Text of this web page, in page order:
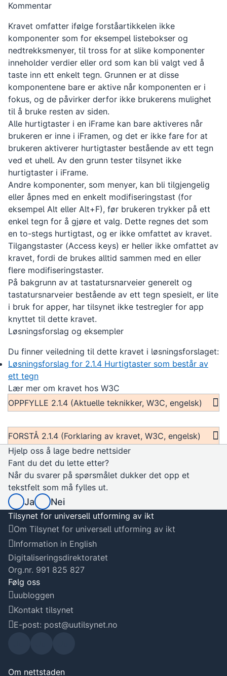
Kommentar
Kravet omfatter ifølge forståartikkelen ikke
komponenter som for eksempel listebokser og
nedtrekksmenyer, til tross for at slike komponenter
inneholder verdier eller ord som kan bli valgt ved å
taste inn ett enkelt tegn. Grunnen er at disse
komponentene bare er aktive når komponenten er i
fokus, og de påvirker derfor ikke brukerens mulighet
til å bruke resten av siden.
Alle hurtigtaster i en iFrame kan bare aktiveres når
brukeren er inne i iFramen, og det er ikke fare for at
brukeren aktiverer hurtigtaster bestående av ett tegn
ved et uhell. Av den grunn tester tilsynet ikke
hurtigtaster i iFrame.
Andre komponenter, som menyer, kan bli tilgjengelig
eller åpnes med en enkelt modifiseringstast (for
eksempel Alt eller Alt+F), før brukeren trykker på ett
enkel tegn for å gjøre et valg. Dette regnes det som
en to-stegs hurtigtast, og er ikke omfattet av kravet.
Tilgangstaster (Access keys) er heller ikke omfattet av
kravet, fordi de brukes alltid sammen med en eller
flere modifiseringstaster.
På bakgrunn av at tastatursnarveier generelt og
tastatursnarveier bestående av ett tegn spesielt, er lite
i bruk for apper, har tilsynet ikke testregler for app
knyttet til dette kravet.
Løsningsforslag og eksempler
Du finner veiledning til dette kravet i løsningsforslaget:
Løsningsforslag for 2.1.4 Hurtigtaster som består av
ett tegn
Lær mer om kravet hos W3C
OPPFYLLE 2.1.4 (Aktuelle teknikker, W3C, engelsk)
FORSTÅ 2.1.4 (Forklaring av kravet, W3C, engelsk)
Hjelp oss å lage bedre nettsider
Fant du det du lette etter?
Når du svarer på spørsmålet dukker det opp et
tekstfelt som må fylles ut.
Ja Nei
Tilsynet for universell utforming av ikt
Om Tilsynet for universell utforming av ikt
Information in English
Digitaliseringsdirektoratet
Org.nr. 991 825 827
Følg oss
uubloggen
Kontakt tilsynet
E-post: post@uutilsynet.no
tilsyn tilsyn
Om nettstaden